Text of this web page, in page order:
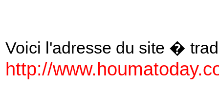
Voici l'adresse du site �
http://